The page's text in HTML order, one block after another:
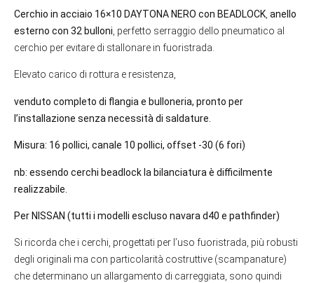
Cerchio in acciaio 16×10 DAYTONA NERO con BEADLOCK anello
esterno con 32 bulloni , perfetto serraggio dello pneumatico al
cerchio per evitare di stallonare in fuoristrada.
Elevato carico di rottura e resistenza,
venduto completo di flangia e bulloneria, pronto per
l’installazione senza necessità di saldature.
Misura: 16 pollici, canale 10 pollici, offset -30 (6 fori)
nb: essendo cerchi beadlock la bilanciatura è difficilmente
realizzabile.
Per NISSAN (tutti i modelli escluso navara d40 e pathfinder)
Si ricorda che i cerchi, progettati per l’uso fuoristrada, più robusti
degli originali ma con particolarità costruttive (scampanature)
che determinano un allargamento di carreggiata, sono quindi